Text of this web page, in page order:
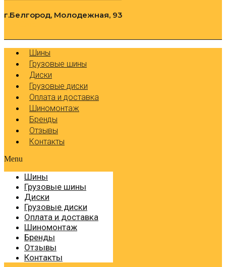
г.Белгород, Молодежная, 93
Шины
Грузовые шины
Диски
Грузовые диски
Оплата и доставка
Шиномонтаж
Бренды
Отзывы
Контакты
Menu
Шины
Грузовые шины
Диски
Грузовые диски
Оплата и доставка
Шиномонтаж
Бренды
Отзывы
Контакты